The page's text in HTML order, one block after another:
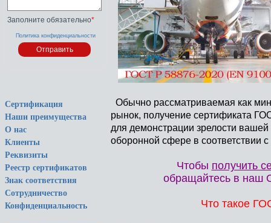
Заполните обязательно*
Политика конфиденциальности
Сертификация
Наши преимущества
О нас
Клиенты
Реквизиты
Реестр сертификатов
Знак соответствия
Сотрудничество
Конфиденциальность
Обычно рассматриваемая как
рынок, получение сертификата
для демонстрации зрелости
оборонной сфере в соответствии
Чтобы получить
обращайтесь в
Что такое